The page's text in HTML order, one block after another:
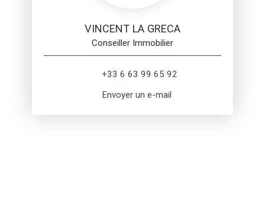
VINCENT LA GRECA
Conseiller Immobilier
+33 6 63 99 65 92
Envoyer un e-mail